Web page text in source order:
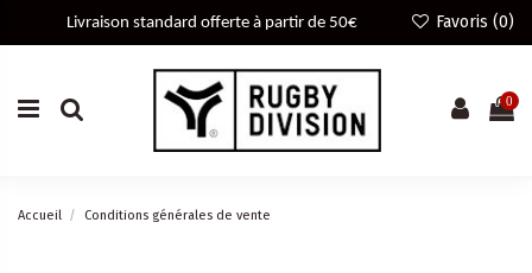
Livraison standard offerte à partir de 50€ Favoris (0)
0
Accueil Conditions générales de vente